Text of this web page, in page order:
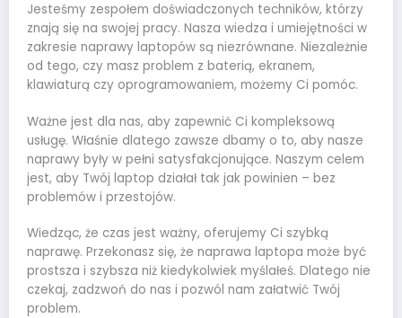
Jesteśmy zespołem doświadczonych techników, którzy
znają się na swojej pracy. Nasza wiedza i umiejętności w
zakresie naprawy laptopów są niezrównane. Niezależnie
od tego, czy masz problem z baterią, ekranem,
klawiaturą czy oprogramowaniem, możemy Ci pomóc.
Ważne jest dla nas, aby zapewnić Ci kompleksową
usługę. Właśnie dlatego zawsze dbamy o to, aby nasze
naprawy były w pełni satysfakcjonujące. Naszym celem
jest, aby Twój laptop działał tak jak powinien – bez
problemów i przestojów.
Wiedząc, że czas jest ważny, oferujemy Ci szybką
naprawę. Przekonasz się, że naprawa laptopa może być
prostsza i szybsza niż kiedykolwiek myślałeś. Dlatego nie
czekaj, zadzwoń do nas i pozwól nam załatwić Twój
problem.